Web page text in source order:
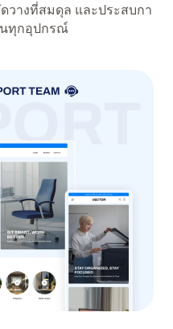
วางที่สมดุล และประสบกา
ทุกอุปกรณ์